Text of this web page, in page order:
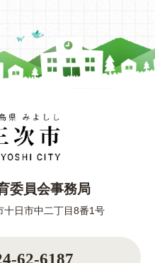
委員会事務局
日市中二丁目8番1号
62-6187